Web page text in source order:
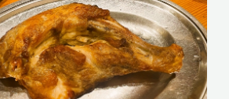
ン一覧
わせ
レンタカー付きプラン